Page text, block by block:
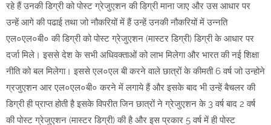
रहे हैं उनकी डिग्री को पोस्ट ग्रेजुएशन की डिग्री माना जाए और उस आधार पर
उन्हें आगे की पढाई तथा जो नौकरियों में हैं उन्हें उनकी नौकरियों में उन्नति
एल०एल०बी० की डिग्री को पोस्ट ग्रेजुएशन (मास्टर डिग्री) डिग्री के आधार पर
दर्जा मिले। इससे देश के सभी अधिवक्ताओं को लाभ मिलेगा और भारत की नई शिक्षा
नीति को बल मिलेगा। इससे एल०एल बी करने वाले छात्रों के कीमती 6 वर्ष जो उन्होने
ग्रजुएशन आर एल०एल०बी० करने में लगाये हैं और इसके बाद भी उन्हें बैचलर की
डिग्री ही प्राप्त होती है इसके विपरीत जिन छात्रों ने ग्रेजुएशन के 3 वर्ष बाद 2 वर्ष
की पोस्ट ग्रेजुएशन (मास्टर डिग्री) की है और इस प्रकार 5 वर्ष में ही पोस्ट